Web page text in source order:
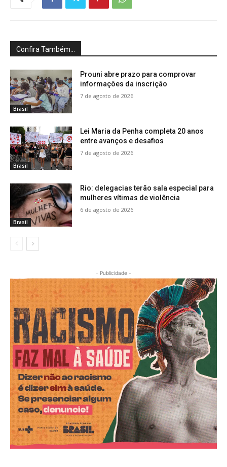
Confira Também...
Brasil
Prouni abre prazo para comprovar
informações da inscrição
7 de agosto de 2026
Brasil
Lei Maria da Penha completa 20 anos
entre avanços e desafios
7 de agosto de 2026
Brasil
Rio: delegacias terão sala especial para
mulheres vítimas de violência
6 de agosto de 2026
- Publicidade -